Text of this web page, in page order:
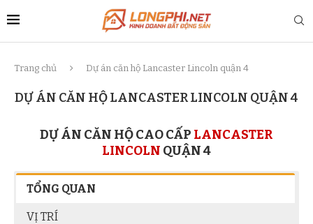
Trang chủ Dự án căn hộ Lancaster Lincoln quận 4
DỰ ÁN CĂN HỘ LANCASTER LINCOLN QUẬN 4
DỰ ÁN CĂN HỘ CAO CẤP LANCASTER
LINCOLN QUẬN 4
TỔNG QUAN
VỊ TRÍ